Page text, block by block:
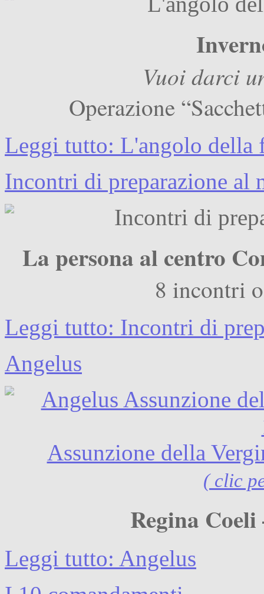
Vuoi darci
Operazione
Leggi tutto: L'angolo della
Incontri di preparazione al
La persona al centro
8 incontri
Leggi tutto: Incontri di
Angelus
Assunzione della
( clic
Regina
Leggi tutto: Angelus